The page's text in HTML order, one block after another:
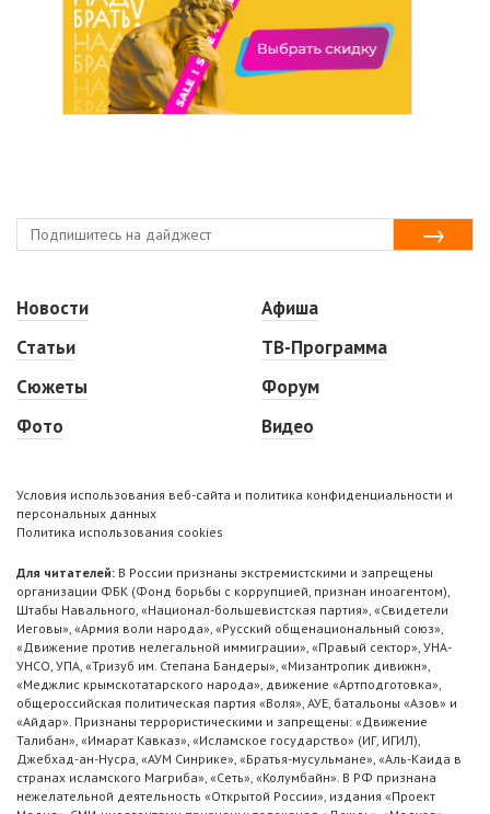
Новости
Статьи
Сюжеты
Фото
Афиша
ТВ-Программа
Форум
Видео
Условия использования веб-сайта и политика конфиденциальности и
персональных данных
Политика использования cookies
Для читателей: В России признаны экстремистскими и запрещены
организации ФБК (Фонд борьбы с коррупцией, признан иноагентом),
Штабы Навального, «Национал-большевистская партия», «Свидетели
Иеговы», «Армия воли народа», «Русский общенациональный союз»,
«Движение против нелегальной иммиграции», «Правый сектор», УНА-
УНСО, УПА, «Тризуб им. Степана Бандеры», «Мизантропик дивижн»,
«Меджлис крымскотатарского народа», движение «Артподготовка»,
общероссийская политическая партия «Воля», АУЕ, батальоны «Азов» и
«Айдар». Признаны террористическими и запрещены: «Движение
Талибан», «Имарат Кавказ», «Исламское государство» (ИГ, ИГИЛ),
Джебхад-ан-Нусра, «АУМ Синрике», «Братья-мусульмане», «Аль-Каида в
странах исламского Магриба», «Сеть», «Колумбайн». В РФ признана
нежелательной деятельность «Открытой России», издания «Проект